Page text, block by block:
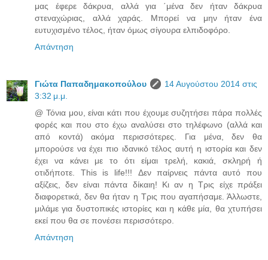
μας έφερε δάκρυα, αλλά για ΄μένα δεν ήταν δάκρυα
στεναχώριας, αλλά χαράς. Μπορεί να μην ήταν ένα
ευτυχισμένο τέλος, ήταν όμως σίγουρα ελπιδοφόρο.
Απάντηση
Γιώτα Παπαδημακοπούλου
14 Αυγούστου 2014 στις
3:32 μ.μ.
@ Τόνια μου, είναι κάτι που έχουμε συζητήσει πάρα πολλές
φορές και που στο έχω αναλύσει στο τηλέφωνο (αλλά και
από κοντά) ακόμα περισσότερες. Για μένα, δεν θα
μπορούσε να έχει πιο ιδανικό τέλος αυτή η ιστορία και δεν
έχει να κάνει με το ότι είμαι τρελή, κακιά, σκληρή ή
οτιδήποτε. This is life!!! Δεν παίρνεις πάντα αυτό που
αξίζεις, δεν είναι πάντα δίκαιη! Κι αν η Τρις είχε πράξει
διαφορετικά, δεν θα ήταν η Τρις που αγαπήσαμε. Άλλωστε,
μιλάμε για δυστοπικές ιστορίες και η κάθε μία, θα χτυπήσει
εκεί που θα σε πονέσει περισσότερο.
Απάντηση